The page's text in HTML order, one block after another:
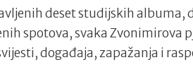
deset studijskih albuma,
spotova, svaka Zvonimirova
događaja, zapažanja i